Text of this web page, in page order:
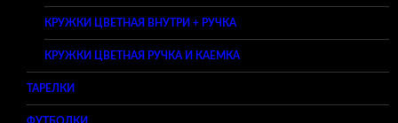
КРУЖКИ ЦВЕТНАЯ ВНУТРИ + РУЧКА
КРУЖКИ ЦВЕТНАЯ РУЧКА И КАЕМКА
ТАРЕЛКИ